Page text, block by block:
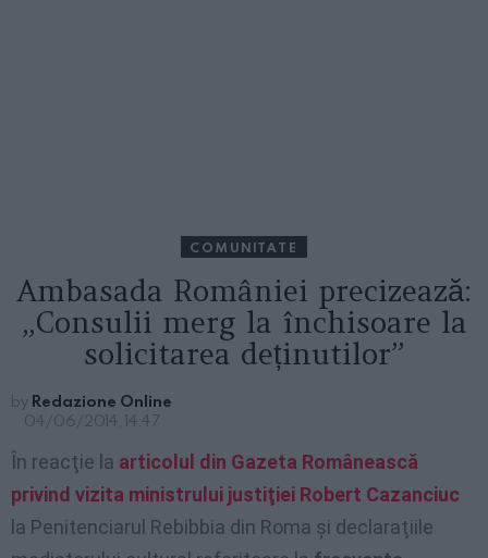
COMUNITATE
Ambasada României precizează:
„Consulii merg la închisoare la
solicitarea deținutilor”
by Redazione Online
04/06/2014, 14:47
În reacţie la articolul din Gazeta Românească
privind vizita ministrului justiţiei Robert Cazanciuc
la Penitenciarul Rebibbia din Roma şi declaraţiile